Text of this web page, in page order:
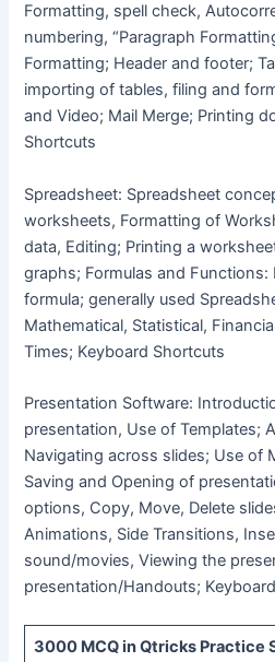
Formatting, spell check,
numbering, “Paragraph
Formatting; Header and footer;
importing of tables, filing and
and Video; Mail Merge; Printing
Shortcuts
Spreadsheet: Spreadsheet
worksheets, Formatting of
data, Editing; Printing a
graphs; Formulas and
formula; generally used
Mathematical, Statistical,
Times; Keyboard Shortcuts
Presentation Software:
presentation, Use of Templates;
Navigating across slides; Use of
Saving and Opening of
options, Copy, Move, Delete
Animations, Side Transitions,
sound/movies, Viewing the
presentation/Handouts;
3000 MCQin Qtricks Practice